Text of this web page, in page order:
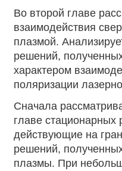
Во второй главе
взаимодействия
плазмой.
решений,
характером
поляризации
Сначала
главе
действующие на
решений,
плазмы. При